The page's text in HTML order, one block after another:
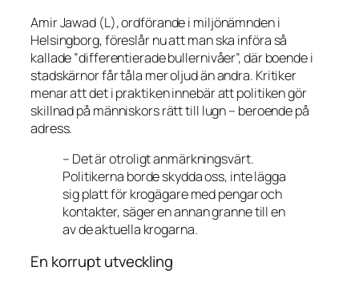
Amir Jawad (L), ordförande i miljönämnden i
Helsingborg, föreslår nu att man ska införa så
kallade ”differentierade bullernivåer”, där boende i
stadskärnor får tåla mer oljud än andra. Kritiker
menar att det i praktiken innebär att politiken gör
skillnad på människors rätt till lugn – beroende på
adress.
– Det är otroligt anmärkningsvärt.
Politikerna borde skydda oss, inte lägga
sig platt för krogägare med pengar och
kontakter, säger en annan granne till en
av de aktuella krogarna.
En korrupt utveckling